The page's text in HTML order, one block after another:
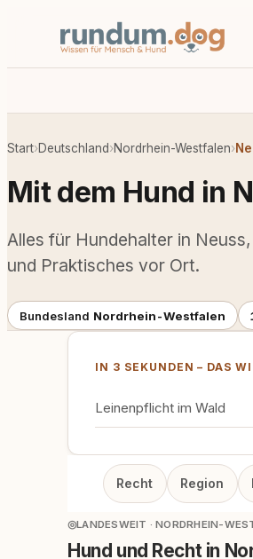
Start›Deutschland›Nordrhein-Westfalen›
Mit dem Hund in
Alles für Hundehalter in
und Praktisches vor Ort.
Bundesland Nordrhein-Westfalen
IN 3 SEKUNDEN – DAS
Leinenpflicht im Wald
Recht Region
◎LANDESWEIT · NORDRHEIN-
Hund und Recht in